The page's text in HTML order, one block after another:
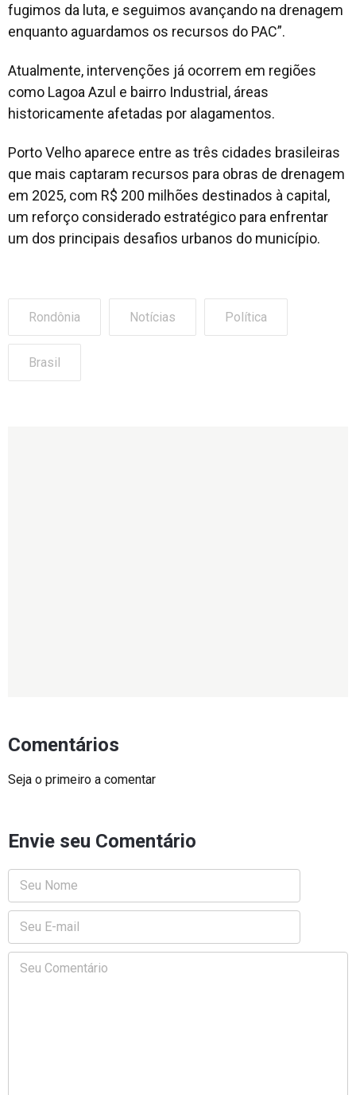
fugimos da luta, e seguimos avançando na drenagem
enquanto aguardamos os recursos do PAC”.
Atualmente, intervenções já ocorrem em regiões
como Lagoa Azul e bairro Industrial, áreas
historicamente afetadas por alagamentos.
Porto Velho aparece entre as três cidades brasileiras
que mais captaram recursos para obras de drenagem
em 2025, com R$ 200 milhões destinados à capital,
um reforço considerado estratégico para enfrentar
um dos principais desafios urbanos do município.
Rondônia Notícias Política
Brasil
Comentários
Seja o primeiro a comentar
Envie seu Comentário